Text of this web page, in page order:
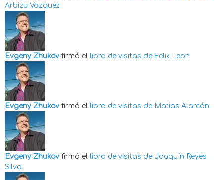
Arbizu Vazquez
Evgeny Zhukov firmó el libro de visitas de Felix Leon
Evgeny Zhukov firmó el libro de visitas de Matias Alarcón
Evgeny Zhukov firmó el libro de visitas de Joaquín Reyes
Silva